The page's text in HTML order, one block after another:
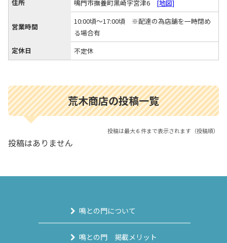
住所
鳴門市撫養町黒崎字宮津6 [地図]
営業時間
10:00頃～17:00頃 ※配達の為店舗を一時閉め
る場合有
定休日
不定休
荒木商店の投稿一覧
投稿は最大６件まで表示されます（投稿順）
投稿はありません
鳴との門について
鳴との門 掲載メリット